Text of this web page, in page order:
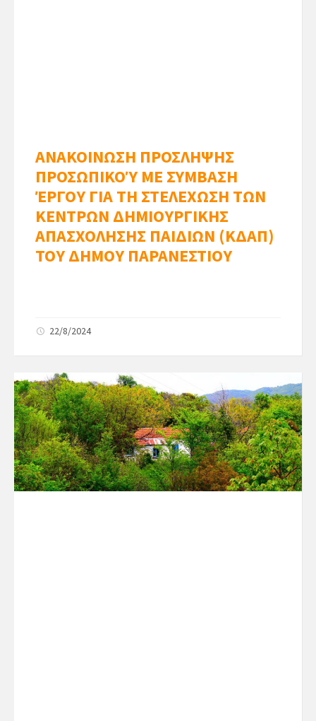
ΑΝΑΚΟΙΝΩΣΗ ΠΡΟΣΛΗΨΗΣ
ΠΡΟΣΩΠΙΚΟΎ ΜΕ ΣΥΜΒΑΣΗ
ΈΡΓΟΥ ΓΙΑ ΤΗ ΣΤΕΛΕΧΩΣΗ ΤΩΝ
ΚΕΝΤΡΩΝ ΔΗΜΙΟΥΡΓΙΚΗΣ
ΑΠΑΣΧΟΛΗΣΗΣ ΠΑΙΔΙΩΝ (ΚΔΑΠ)
ΤΟΥ ΔΗΜΟΥ ΠΑΡΑΝΕΣΤΙΟΥ
22/8/2024